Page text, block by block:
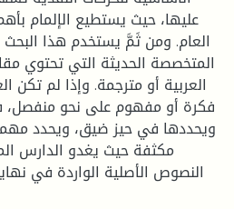
عليها، حيث يستطيع الإلمام
العام. ومن ثَمَّ يستخدم هذا
المتخصصة الحديثة التي تحتوي
العربية أو مترجمة. وإذا لم
فكرة أو مفهوم على نحو منفصل،
ويحددها في حيز ضيق، ويحدد
مكثفة حيث يغدو الدارس
النصوص الأصلية الواردة في